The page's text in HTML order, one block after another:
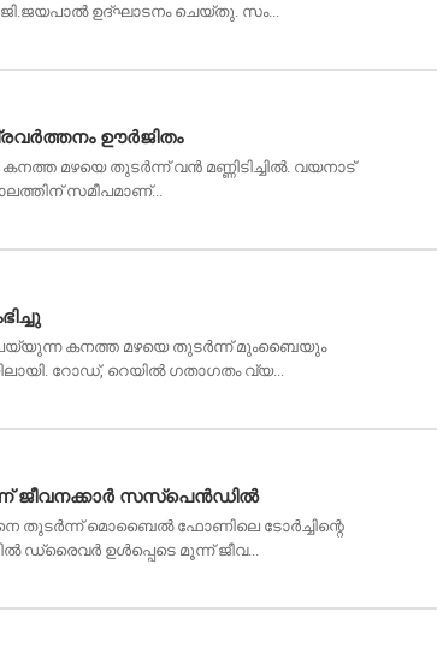
ഉദ്ഘാടനം ചെയ്തു. സം...
ഊർജിതം
കനത്ത മഴയെ തുടർന്ന് വൻ മണ്ണിടിച്ചിൽ. വയനാട്
സമീപമാണ്...
കനത്ത മഴയെ തുടർന്ന് മുംബൈയും
റോഡ്, റെയിൽ ഗതാഗതം വ്യ...
ജീവനക്കാർ സസ്‌പെൻഡിൽ
തുടർന്ന് മൊബൈൽ ഫോണിലെ ടോർച്ചിന്റെ
ഡ്രൈവർ ഉൾപ്പെടെ മൂന്ന് ജീവ...